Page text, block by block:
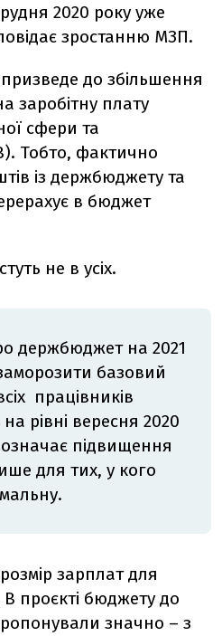
2020 року уже
зростанню МЗП.
до збільшення
заробітну плату
сфери та
Тобто, фактично
із держбюджету та
в бюджет
не в усіх.
держбюджет на 2021
базовий
працівників
рівні вересня 2020
підвищення
для тих, у кого
зарплат для
В проєкті бюджету до
значно – з